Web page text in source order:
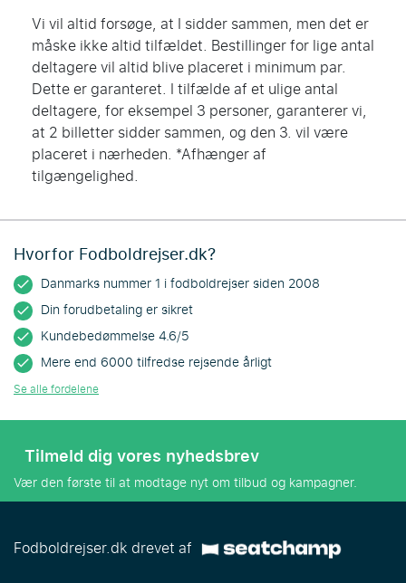
Vi vil altid forsøge, at I sidder sammen, men det er
måske ikke altid tilfældet. Bestillinger for lige antal
deltagere vil altid blive placeret i minimum par.
Dette er garanteret. I tilfælde af et ulige antal
deltagere, for eksempel 3 personer, garanterer vi,
at 2 billetter sidder sammen, og den 3. vil være
placeret i nærheden. *Afhænger af
tilgængelighed.
Hvorfor Fodboldrejser.dk?
Danmarks nummer 1 i fodboldrejser siden 2008
Din forudbetaling er sikret
Kundebedømmelse 4.6/5
Mere end 6000 tilfredse rejsende årligt
Se alle fordelene
Tilmeld dig vores nyhedsbrev
Vær den første til at modtage nyt om tilbud og kampagner.
Fodboldrejser.dk drevet af